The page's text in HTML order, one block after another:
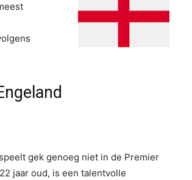
gek genoeg niet in de Premier
jaar oud, is een talentvolle